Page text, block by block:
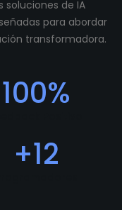
soluciones de IA
para abordar
transformadora.
100%
+12